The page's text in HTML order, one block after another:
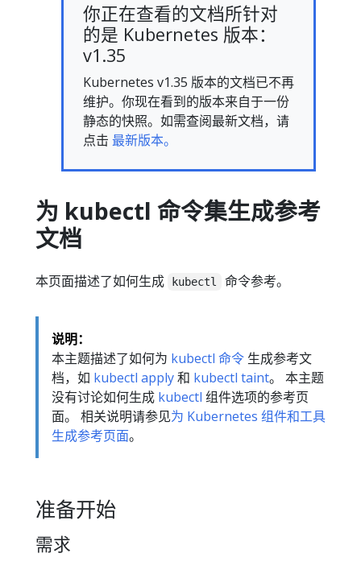
你正在查看的文档所针对
的是 Kubernetes 版本：
v1.35
Kubernetes v1.35 版本的文档已不再
维护。你现在看到的版本来自于一份
静态的快照。如需查阅最新文档，请
点击 最新版本。
为 kubectl 命令集生成参考
文档
本页面描述了如何生成 kubectl 命令参考。
说明：
本主题描述了如何为 kubectl 命令 生成参考文
档，如 kubectl apply和 kubectl taint。 本主题
没有讨论如何生成 kubectl 组件选项的参考页
面。 相关说明请参见为 Kubernetes 组件和工具
生成参考页面。
准备开始
需求